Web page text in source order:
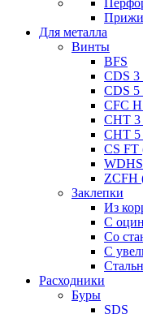
Для металла
Винты
BFS
CDS 3
CDS 5
CFC
CHT 3
CHT 5
CS FT
WDHS
ZCFH
Заклепки
Из
С
Со
С
Расходники
Буры
SDS